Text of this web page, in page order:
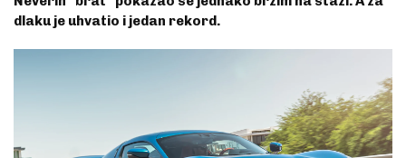
dlaku je uhvatio i jedan rekord.